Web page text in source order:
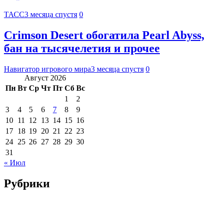
ТАСС3 месяца спустя 0
Crimson Desert обогатила Pearl Abyss,
бан на тысячелетия и прочее
Навигатор игрового мира3 месяца спустя 0
Август 2026
Пн Вт Ср Чт Пт Сб Вс
1
2
3
4 5 6 7 8
9
10 11 12 13 14 15 16
17 18 19 20 21 22 23
24 25 26 27 28 29 30
31
« Июл
Рубрики